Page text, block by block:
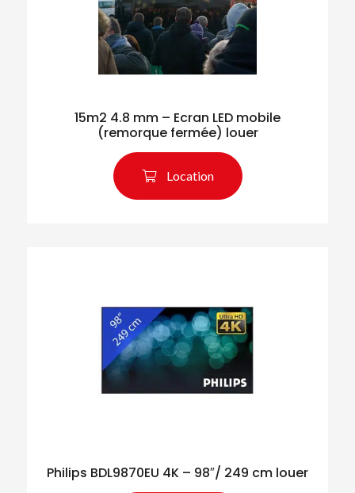
15m2 4.8 mm – Ecran LED mobile
(remorque fermée) louer
Location
Philips BDL9870EU 4K – 98″/ 249 cm louer